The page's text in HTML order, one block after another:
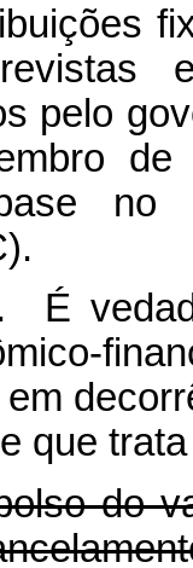
pelo
de
no
É
que
do